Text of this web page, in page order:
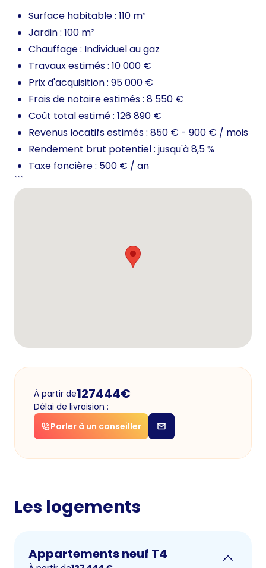
Surface habitable : 110 m²
Jardin : 100 m²
Chauffage : Individuel au gaz
Travaux estimés : 10 000 €
Prix d'acquisition : 95 000 €
Frais de notaire estimés : 8 550 €
Coût total estimé : 126 890 €
Revenus locatifs estimés : 850 € - 900 € / mois
Rendement brut potentiel : jusqu'à 8,5 %
Taxe foncière : 500 € / an
```
À partir de127444€
Délai de livraision :
Parler à un conseiller
Les logements
Appartements neuf T4